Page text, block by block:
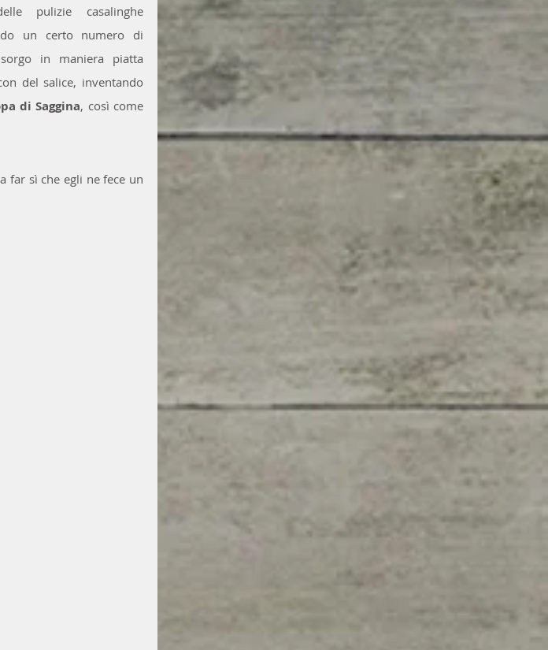
pulizie casalinghe
un certo numero di
in maniera piatta
del salice, inventando
di Saggina, così come
far sì che egli ne fece un